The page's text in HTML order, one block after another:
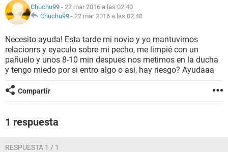
NUTRICIÓN
BIENESTAR
SEXUALIDAD
GLOSARIO
Chuchu99 - 22 mar 2016 a las 02:40
Chuchu99 - 22 mar 2016 a las 02:48
Necesito ayuda! Esta tarde mi novio y yo mantuvimos
relacionrs y eyaculo sobre mi pecho, me limpié con un
pañuelo y unos 8-10 min despues nos metimos en la ducha
y tengo miedo por si entro algo o asi, hay riesgo? Ayudaaa
Compartir
1 respuesta
RESPUESTA 1 / 1